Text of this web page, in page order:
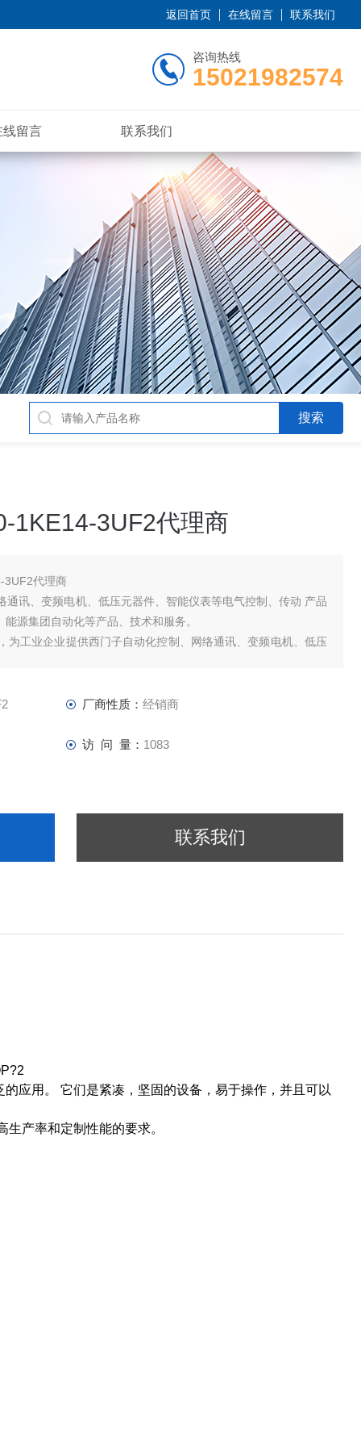
返回首页 在线留言 联系我们
咨询热线
15021982574
线留言 联系我们
1KE14-3UF2代理商
3UF2代理商
通讯、变频电机、低压元器件、智能仪表等电气控制、传动 产品
源集团自动化等产品、技术和服务。
为工业企业提供西门子自动化控制、网络通讯、变频电机、低压
厂商性质： 经销商
访 问 量： 1083
联系我们
用。 它们是紧凑，坚固的设备，易于操作，并且可以
产率和定制性能的要求。